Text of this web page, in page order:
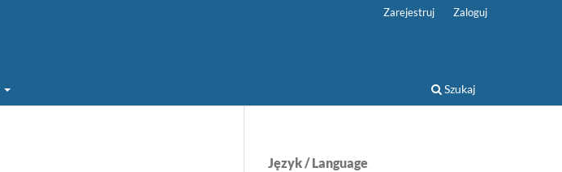
Szukaj
Zarejestruj Zaloguj
Język / Language